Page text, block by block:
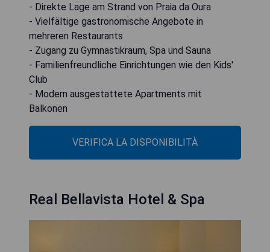
- Direkte Lage am Strand von Praia da Oura
- Vielfältige gastronomische Angebote in
mehreren Restaurants
- Zugang zu Gymnastikraum, Spa und Sauna
- Familienfreundliche Einrichtungen wie den Kids'
Club
- Modern ausgestattete Apartments mit
Balkonen
VERIFICA LA DISPONIBILITÀ
Real Bellavista Hotel & Spa